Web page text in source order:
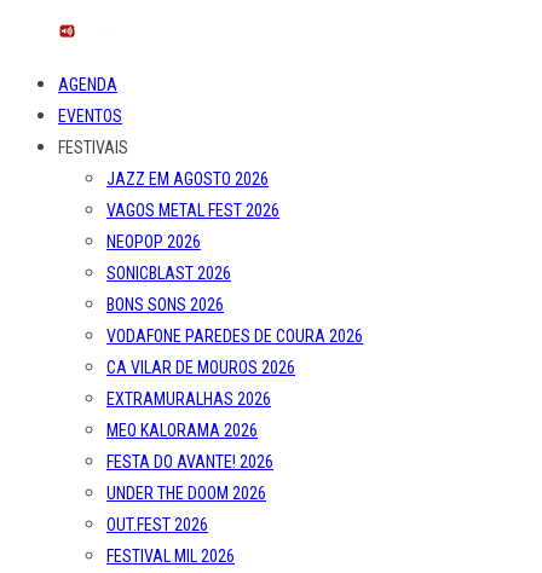
AGENDA
EVENTOS
FESTIVAIS
JAZZ EM AGOSTO 2026
VAGOS METAL FEST 2026
NEOPOP 2026
SONICBLAST 2026
BONS SONS 2026
VODAFONE PAREDES DE COURA 2026
CA VILAR DE MOUROS 2026
EXTRAMURALHAS 2026
MEO KALORAMA 2026
FESTA DO AVANTE! 2026
UNDER THE DOOM 2026
OUT.FEST 2026
FESTIVAL MIL 2026